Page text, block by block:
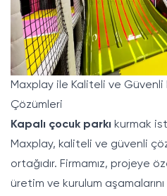
Maxplay ile Kaliteli ve Güvenli
Çözümleri
Kapalı çocuk parkı kurmak
Maxplay, kaliteli ve güvenli
ortağıdır. Firmamız, projeye
üretim ve kurulum